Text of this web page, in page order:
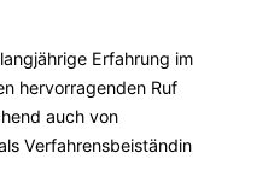
Erfahrung im
hervorragenden Ruf
auch von
Verfahrensbeiständin